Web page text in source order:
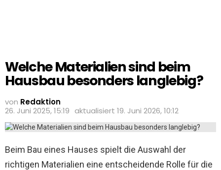
Welche Materialien sind beim
Hausbau besonders langlebig?
von Redaktion
26. Juni 2025, 15:19 aktualisiert 19. Juni 2026, 10:12
Beim Bau eines Hauses spielt die Auswahl der
richtigen Materialien eine entscheidende Rolle für die